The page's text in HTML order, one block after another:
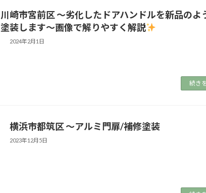
川崎市宮前区 ～劣化したドアハンドルを新品のよ
塗装します〜画像で解りやすく解説
2024年2月1日
続き
横浜市都筑区 ～アルミ門扉/補修塗装
2023年12月5日